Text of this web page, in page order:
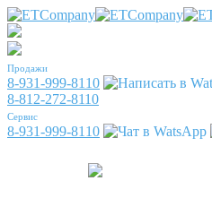
Продажи
8-931-999-8110
8-812-272-8110
Сервис
8-931-999-8110